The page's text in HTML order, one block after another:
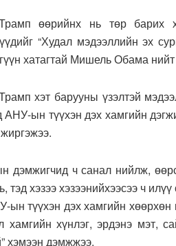
өөрийнх нь төр барих
“Худал мэдээллийн эх
хатагтай Мишель Обама
хэт барууны үзэлтэй
АНУ-ын түүхэн дэх хамгийн
дэмжигчид ч санал нийлж,
тэд хэзээ хэзээнийхээсээ ч
ын түүхэн дэх хамгийн хөөрхөн
хамгийн хүнлэг, эрдэнэ мэт,
хэмээн дэмжжээ.